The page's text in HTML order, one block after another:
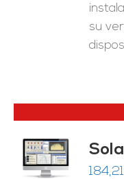
su
184,21